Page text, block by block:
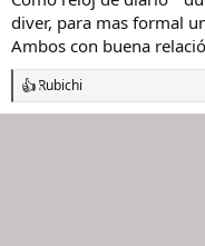
diver, para mas formal
Ambos con buena
R
e
Rubichi